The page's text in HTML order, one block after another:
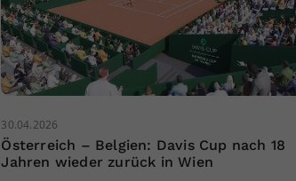
30.04.2026
Österreich – Belgien: Davis Cup nach 18
Jahren wieder zurück in Wien